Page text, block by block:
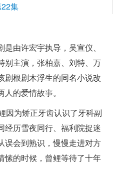
集
是由许宏宇执导，吴宣仪、
别主演，张柏嘉、刘特、万
剧根剧木浮生的同名小说改
的爱情故事。
因为矫正牙齿认识了牙科副
经历雪夜同行、福利院捉迷
会到熟识，慢慢走进对方
愫的时候，曾鲤等待了十年